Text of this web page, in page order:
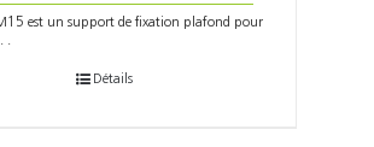
est un support de fixation plafond pour
.
Détails